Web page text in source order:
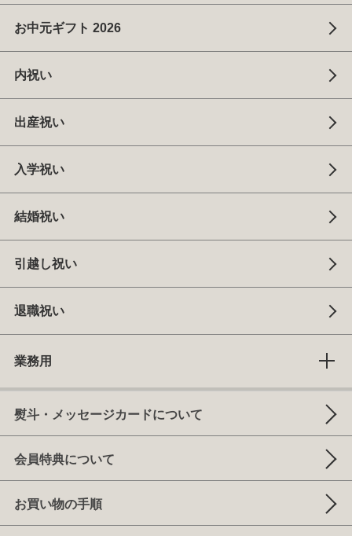
お中元ギフト 2026
内祝い
出産祝い
入学祝い
結婚祝い
引越し祝い
退職祝い
業務用
熨斗・メッセージカードについて
会員特典について
お買い物の手順